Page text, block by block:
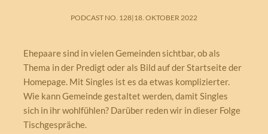
PODCAST NO. 128| 18. OKTOBER 2022
Ehepaare sind in vielen Gemeinden sichtbar, ob als
Thema in der Predigt oder als Bild auf der Startseite der
Homepage. Mit Singles ist es da etwas komplizierter.
Wie kann Gemeinde gestaltet werden, damit Singles
sich in ihr wohlfühlen? Darüber reden wir in dieser Folge
Tischgespräche.